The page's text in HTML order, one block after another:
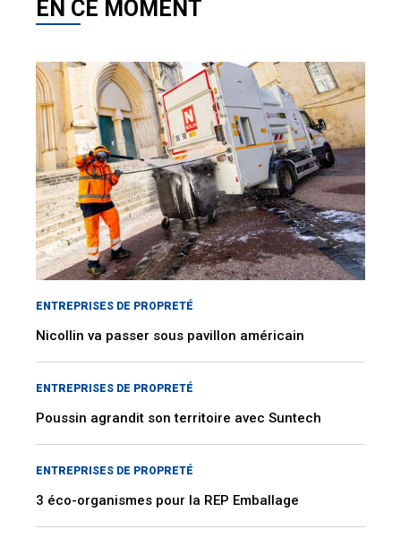
EN CE MOMENT
ENTREPRISES DE PROPRETÉ
Nicollin va passer sous pavillon américain
ENTREPRISES DE PROPRETÉ
Poussin agrandit son territoire avec Suntech
ENTREPRISES DE PROPRETÉ
3 éco-organismes pour la REP Emballage